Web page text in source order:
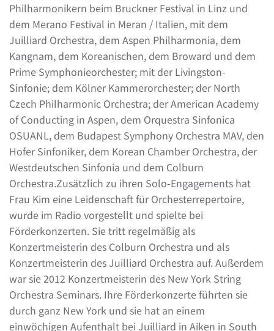
Philharmonikern beim Bruckner Festival in Linz und
dem Merano Festival in Meran / Italien, mit dem
Juilliard Orchestra, dem Aspen Philharmonia, dem
Kangnam, dem Koreanischen, dem Broward und dem
Prime Symphonieorchester; mit der Livingston-
Sinfonie; dem Kölner Kammerorchester; der North
Czech Philharmonic Orchestra; der American Academy
of Conducting in Aspen, dem Orquestra Sinfonica
OSUANL, dem Budapest Symphony Orchestra MAV, den
Hofer Sinfoniker, dem Korean Chamber Orchestra, der
Westdeutschen Sinfonia und dem Colburn
Orchestra.Zusätzlich zu ihren Solo-Engagements hat
Frau Kim eine Leidenschaft für Orchesterrepertoire,
wurde im Radio vorgestellt und spielte bei
Förderkonzerten. Sie tritt regelmäßig als
Konzertmeisterin des Colburn Orchestra und als
Konzertmeisterin des Juilliard Orchestra auf. Außerdem
war sie 2012 Konzertmeisterin des New York String
Orchestra Seminars. Ihre Förderkonzerte führten sie
durch ganz New York und sie hat an einem
einwöchigen Aufenthalt bei Juilliard in Aiken in South